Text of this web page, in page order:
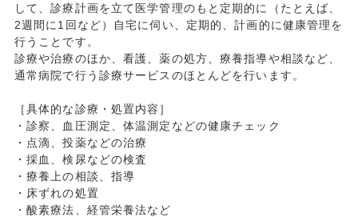
して、診療計画を立て医学管理のもと定期的に（たとえば、
2週間に1回など）自宅に伺い、定期的、計画的に健康管理を
行うことです。
診療や治療のほか、看護、薬の処方、療養指導や相談など、
通常病院で行う診療サービスのほとんどを行います。
［具体的な診療・処置内容］
・診察、血圧測定、体温測定などの健康チェック
・点滴、投薬などの治療
・採血、検尿などの検査
・療養上の相談、指導
・床ずれの処置
・酸素療法、経管栄養法など